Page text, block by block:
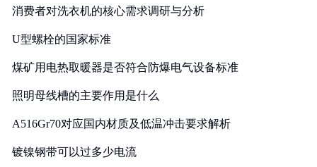
消费者对洗衣机的核心需求调研与分析
U型螺栓的国家标准
煤矿用电热取暖器是否符合防爆电气设备标准
照明母线槽的主要作用是什么
A516Gr70对应国内材质及低温冲击要求解析
镀镍钢带可以过多少电流